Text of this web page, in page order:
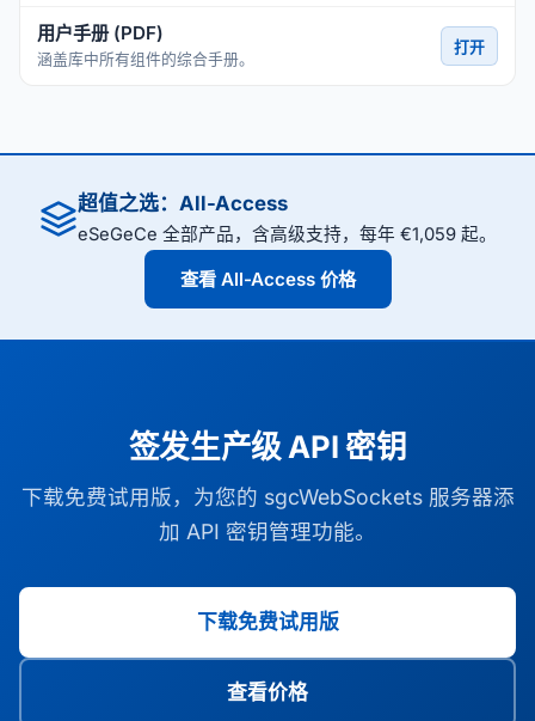
用户手册 (PDF)
涵盖库中所有组件的综合手册。
打开
超值之选：All-Access
eSeGeCe 全部产品，含高级支持，每年 €1,059 起。
查看 All-Access 价格
签发生产级 API 密钥
下载免费试用版，为您的 sgcWebSockets 服务器添
加 API 密钥管理功能。
下载免费试用版
查看价格